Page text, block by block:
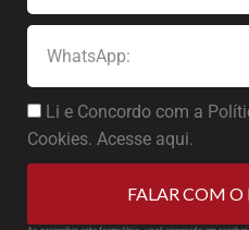
Li e Concordo com a
Cookies. Acesse aqui.
FALAR COM O